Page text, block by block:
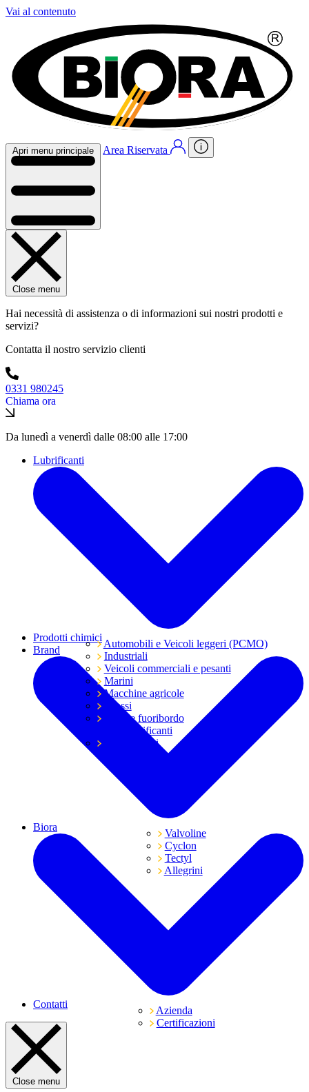
Vai al contenuto
Apri menu principale Area Riservata
Close menu
Hai necessità di assistenza o di informazioni sui nostri prodotti e
servizi?
Contatta il nostro servizio clienti
0331 980245
Chiama ora
Da lunedì a venerdì dalle 08:00 alle 17:00
Lubrificanti
Automobili e Veicoli leggeri (PCMO)
Industriali
Veicoli commerciali e pesanti
Marini
Macchine agricole
Grassi
Moto e fuoribordo
Tutti i lubrificanti
Trasmissioni
Prodotti chimici
Brand
Valvoline
Cyclon
Tectyl
Allegrini
Biora
Azienda
Certificazioni
Contatti
Close menu